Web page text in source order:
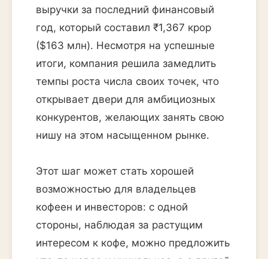
выручки за последний финансовый
год, который составил ₹1,367 крор
($163 млн). Несмотря на успешные
итоги, компания решила замедлить
темпы роста числа своих точек, что
открывает двери для амбициозных
конкурентов, желающих занять свою
нишу на этом насыщенном рынке.
Этот шаг может стать хорошей
возможностью для владельцев
кофеен и инвесторов: с одной
стороны, наблюдая за растущим
интересом к кофе, можно предложить